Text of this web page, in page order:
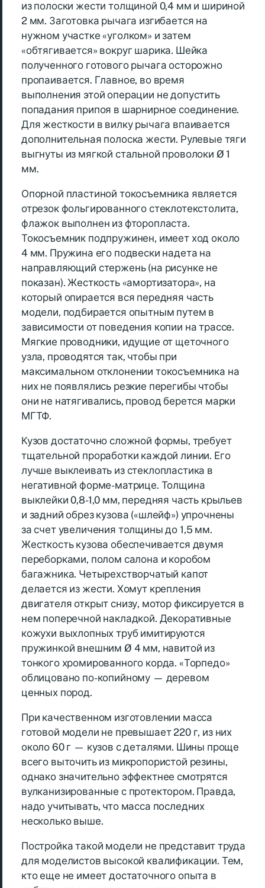
из полоски жести толщиной 0,4 мм и шириной
2 мм. Заготовка рычага изгибается на
нужном участке «уголком» и затем
«обтягивается» вокруг шарика. Шейка
полученного готового рычага осторожно
пропаивается. Главное, во время
выполнения этой операции не допустить
попадания припоя в шарнирное соединение.
Для жесткости в вилку рычага впаивается
дополнительная полоска жести. Рулевые тяги
выгнуты из мягкой стальной проволоки Ø 1
мм.
Опорной пластиной токосъемника является
отрезок фольгированного стеклотекстолита,
флажок выполнен из фторопласта.
Токосъемник подпружинен, имеет ход около
4 мм. Пружина его подвески надета нa
направляющий стержень (на рисунке не
показан). Жесткость «амортизатора», на
который опирается вся передняя часть
модели, подбирается опытным путем в
зависимости от поведения копии на трассе.
Мягкие проводники, идущие от щеточного
узла, проводятся так, чтобы при
максимальном отклонении токосъемника на
них не появлялись резкие перегибы чтобы
они не натягивались, провод берется марки
МГТФ.
Кузов достаточно сложной формы, требует
тщательной проработки каждой линии. Его
лучше выклеивать из стеклопластика в
негативной форме-матрице. Толщина
выклейки 0,8-1,0 мм, передняя часть крыльев
и задний обрез кузова («шлейф») упрочнены
за счет увеличения толщины до 1,5 мм.
Жесткость кузова обеспечивается двумя
переборками, полом салона и коробом
багажника. Четырехстворчатый капот
делается из жести. Хомут крепления
двигателя открыт снизу, мотор фиксируется в
нем поперечной накладкой. Декоративные
кожухи выхлопных труб имитируются
пружинкой внешним Ø 4 мм, навитой из
тонкого хромированного корда. «Торпедо»
облицовано по-копийному — деревом
ценных пород.
При качественном изготовлении масса
готовой модели не превышает 220 г, из них
около 60 г — кузов с деталями. Шины проще
всего выточить из микропористой резины,
однако значительно эффектнее смотрятся
вулканизированные с протектором. Правда,
надо учитывать, что масса последних
несколько выше.
Постройка такой модели не представит труда
для моделистов высокой квалификации. Тем,
кто еще не имеет достаточного опыта в